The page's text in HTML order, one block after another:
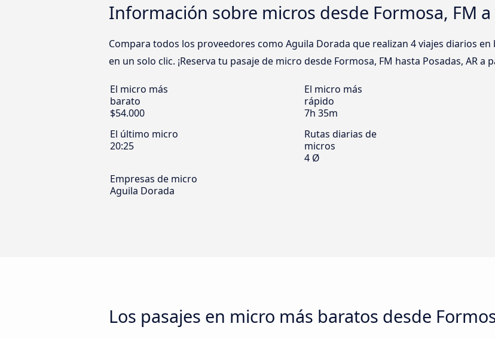
Información sobre micros desde Formosa, FM a
Compara todos los proveedores como Aguila Dorada que realizan 4 viajes diarios en
en un solo clic. ¡Reserva tu pasaje de micro desde Formosa, FM hasta Posadas, AR a
El micro más
barato
$54.000
El micro más
rápido
7h 35m
El último micro
20:25
Rutas diarias de
micros
4 Ø
Empresas de micro
Aguila Dorada
Los pasajes en micro más baratos desde